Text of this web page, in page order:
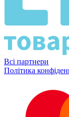
Всі партнери
Політика